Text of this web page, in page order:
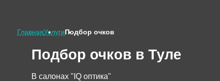
ГлавнаяУслугиПодбор очков
Подбор очков в Туле
В салонах "IQ оптика"